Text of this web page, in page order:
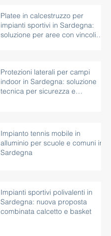
Platee in calcestruzzo per
impianti sportivi in Sardegna:
soluzione per aree con vincoli
Protezioni laterali per campi
indoor in Sardegna: soluzione
tecnica per sicurezza e
Impianto tennis mobile in
alluminio per scuole e comuni in
Sardegna
Impianti sportivi polivalenti in
Sardegna: nuova proposta
combinata calcetto e basket